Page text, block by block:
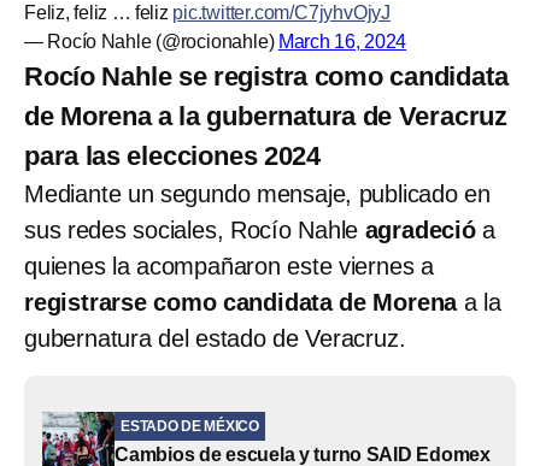
Feliz, feliz … feliz pic.twitter.com/C7jyhvOjyJ
— Rocío Nahle (@rocionahle) March 16, 2024
Rocío Nahle se registra como candidata
de Morena a la gubernatura de Veracruz
para las elecciones 2024
Mediante un segundo mensaje, publicado en
sus redes sociales, Rocío Nahle agradecióa
quienes la acompañaron este viernes a
registrarse como candidata de Morenaa la
gubernatura del estado de Veracruz.
ESTADO DE MÉXICO
Cambios de escuela y turno SAID Edomex